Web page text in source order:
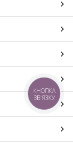
КНОПКА
ЗВ'ЯЗКУ